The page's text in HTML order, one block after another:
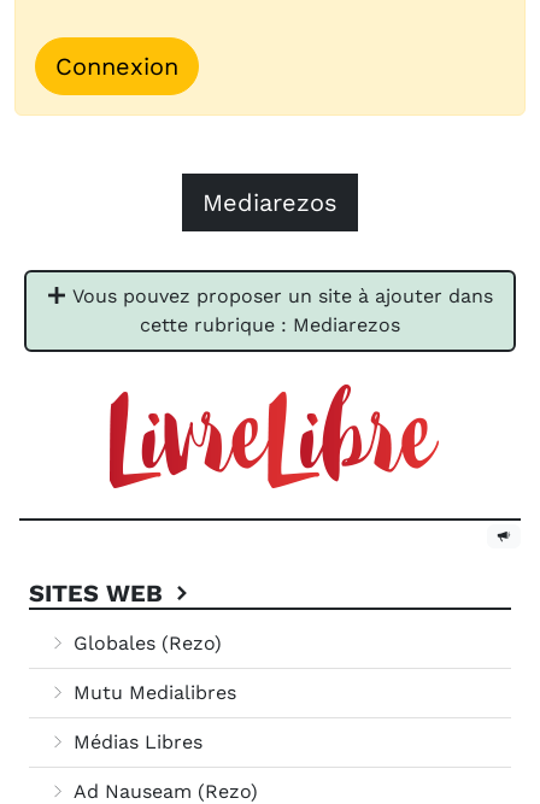
Connexion
Mediarezos
Vous pouvez proposer un site à ajouter dans
cette rubrique : Mediarezos
SITES WEB
Globales (Rezo)
Mutu Medialibres
Médias Libres
Ad Nauseam (Rezo)